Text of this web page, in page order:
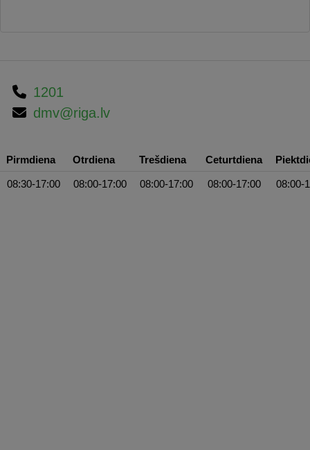
1201
dmv@riga.lv
Pirmdiena Otrdiena Trešdiena Ceturtdiena
08:30-17:00 08:00-17:00 08:00-17:00 08:00-17:00 08:00-